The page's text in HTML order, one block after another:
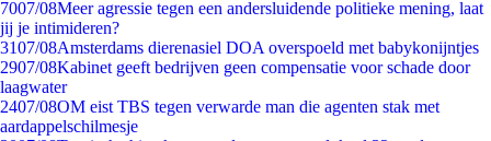
7007/08Meer agressie tegen een andersluidende politieke mening, laat
jij je intimideren?
3107/08Amsterdams dierenasiel DOA overspoeld met babykonijntjes
2907/08Kabinet geeft bedrijven geen compensatie voor schade door
laagwater
2407/08OM eist TBS tegen verwarde man die agenten stak met
aardappelschilmesje